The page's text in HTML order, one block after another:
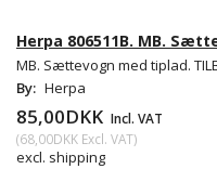
Herpa 806511B. MB.
MB. Sættevogn med tiplad.
By: Herpa
85,00DKK Incl. VAT
(68,00DKK Excl. VAT)
excl. shipping